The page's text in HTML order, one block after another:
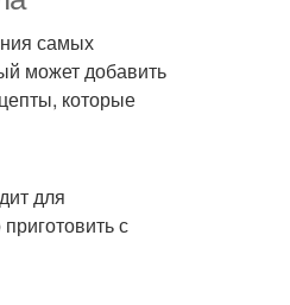
самых
может добавить
которые
для
с